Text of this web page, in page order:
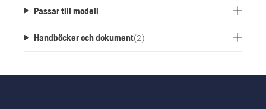
Passar till modell
Handböcker och dokument(2)